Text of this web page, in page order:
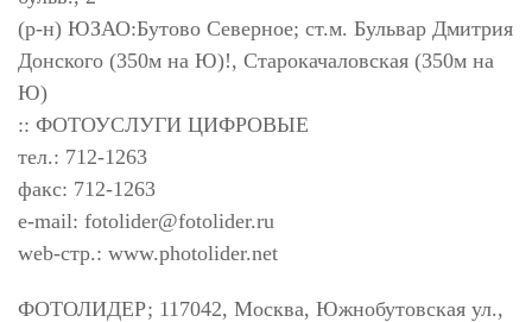
(р-н) ЮЗАО:Бутово Северное; ст.м. Бульвар Дмитрия
Донского (350м на Ю)!, Старокачаловская (350м на
Ю)
:: ФОТОУСЛУГИ ЦИФРОВЫЕ
тел.: 712-1263
факс: 712-1263
e-mail: fotolider@fotolider.ru
web-стр.: www.photolider.net
ФОТОЛИДЕР; 117042, Москва, Южнобутовская ул.,